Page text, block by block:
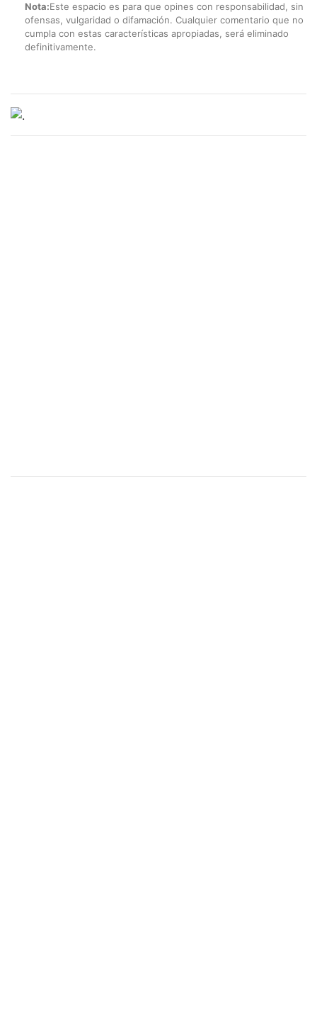
Nota:Este espacio es para que opines con responsabilidad, sin
ofensas, vulgaridad o difamación. Cualquier comentario que no
cumpla con estas características apropiadas, será eliminado
definitivamente.